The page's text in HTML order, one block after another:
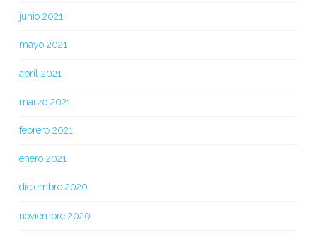
junio 2021
mayo 2021
abril 2021
marzo 2021
febrero 2021
enero 2021
diciembre 2020
noviembre 2020